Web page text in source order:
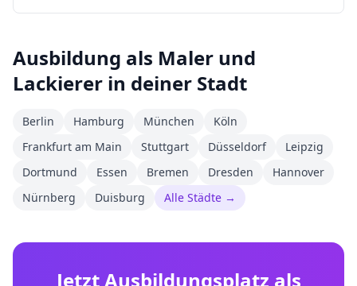
Ausbildung als Maler und
Lackierer in deiner Stadt
Berlin Hamburg München
Köln
Frankfurt am Main
Stuttgart Düsseldorf
Leipzig
Dortmund
Essen Bremen Dresden
Hannover
Nürnberg
Duisburg Alle Städte →
Jetzt Ausbildungsplatz als